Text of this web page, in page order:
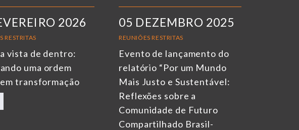
2026
RESTRITAS
vista de dentro:
uma ordem
transformação
05 DEZEMBRO 2025
REUNIÕES RESTRITAS
Evento de lançamento do
relatório “Por um Mundo
Mais Justo e Sustentável:
Reflexões sobre a
Comunidade de Futuro
Compartilhado Brasil-